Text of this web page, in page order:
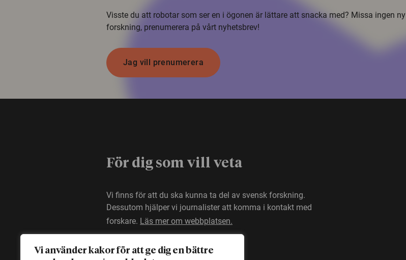
Vi använder kakor för att ge dig en bättre
Visste du att robotar som ser en i ögonen är lättare att snacka med? Missa ingen ny
forskning, prenumerera på vårt nyhetsbrev!
Jag vill prenumerera
För dig som vill veta
Vi finns för att du ska kunna ta del av svensk forskning.
Dessutom hjälper vi journalister att komma i kontakt med
forskare. Läs mer om webbplatsen.